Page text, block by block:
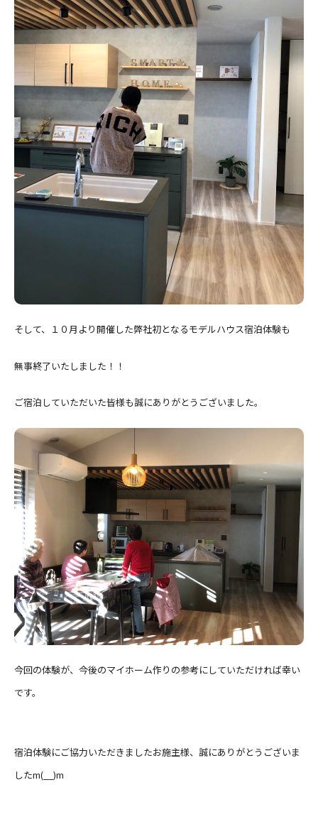
そして、１０月より開催した弊社初となるモデルハウス宿泊体験も
無事終了いたしました！！
ご宿泊していただいた皆様も誠にありがとうございました。
今回の体験が、今後のマイホーム作りの参考にしていただければ幸い
です。
宿泊体験にご協力いただきましたお施主様、誠にありがとうございま
したm(__)m